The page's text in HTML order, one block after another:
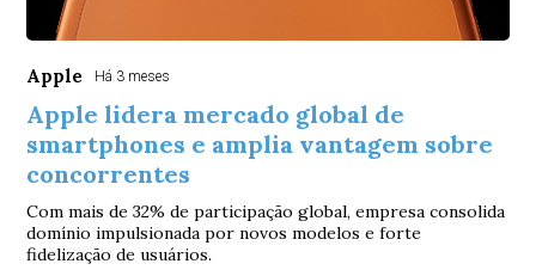
Apple Há 3 meses
Apple lidera mercado global de
smartphones e amplia vantagem sobre
concorrentes
Com mais de 32% de participação global, empresa consolida
domínio impulsionada por novos modelos e forte
fidelização de usuários.